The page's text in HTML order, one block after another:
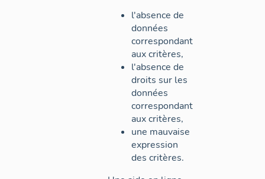
l'absence de
données
correspondant
aux critères,
l'absence de
droits sur les
données
correspondant
aux critères,
une mauvaise
expression
des critères.